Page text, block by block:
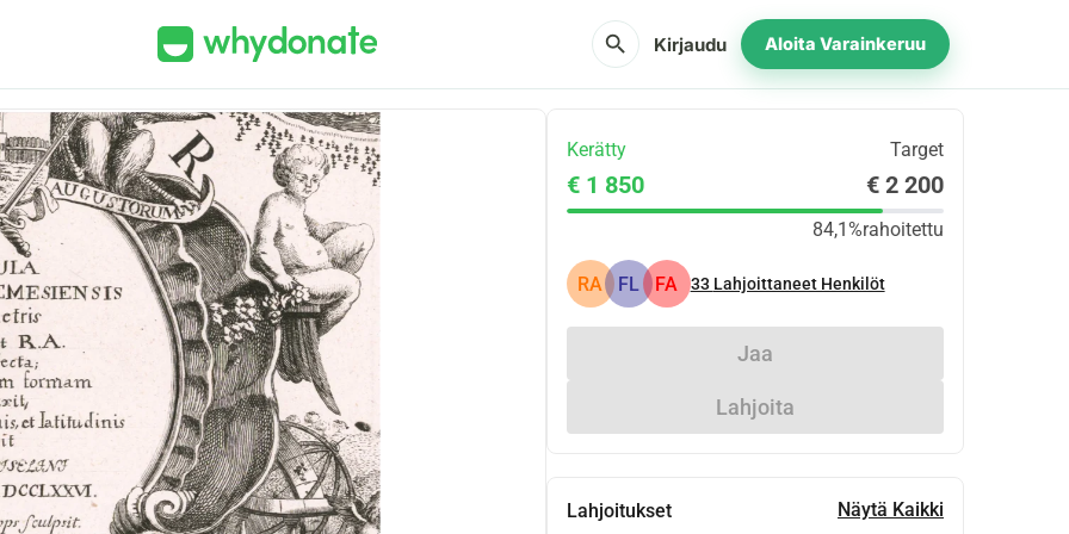
search Kirjaudu Aloita Varainkeruu
Kerätty Target
€ 1 850 € 2 200
84,1%rahoitettu
RA FL FA 33 Lahjoittaneet Henkilöt
Jaa
Lahjoita
Lahjoitukset Näytä Kaikki